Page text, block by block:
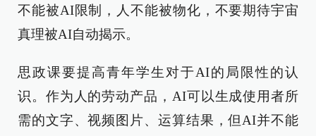
不能被AI限制，人不能被物化，不要期待宇宙
真理被AI自动揭示。
思政课要提高青年学生对于AI的局限性的认
识。作为人的劳动产品，AI可以生成使用者所
需的文字、视频图片、运算结果，但AI并不能